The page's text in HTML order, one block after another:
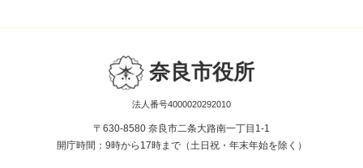
奈良市役所
法人番号4000020292010
〒630-8580 奈良市二条大路南一丁目1-1
開庁時間：9時から17時まで（土日祝・年末年始を除く）